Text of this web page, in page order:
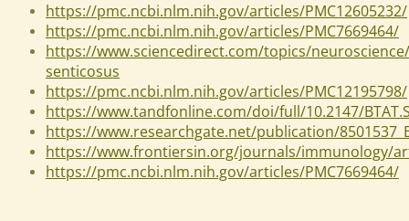
https://pmc.ncbi.nlm.nih.gov/articles/PMC12605232/
https://pmc.ncbi.nlm.nih.gov/articles/PMC7669464/
https://www.sciencedirect.com/topics/
senticosus
https://pmc.ncbi.nlm.nih.gov/articles/PMC12195798/
https://www.tandfonline.com/doi/full/10.2147/
https://www.researchgate.net/publication/
https://www.frontiersin.org/journals/immunology/
https://pmc.ncbi.nlm.nih.gov/articles/PMC7669464/